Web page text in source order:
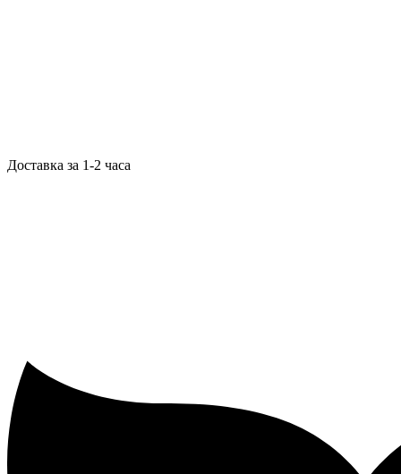
Доставка за 1-2 часа